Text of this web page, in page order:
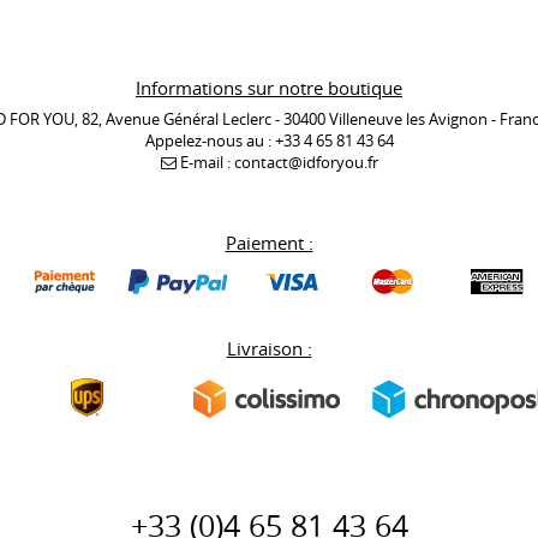
Informations sur notre boutique
FOR YOU, 82, Avenue Général Leclerc - 30400 Villeneuve les Avignon -
Appelez-nous au :+33 4 65 81 43 64
E-mail :contact@idforyou.fr
Paiement :
Livraison :
+33 (0)4 65 81 43 64